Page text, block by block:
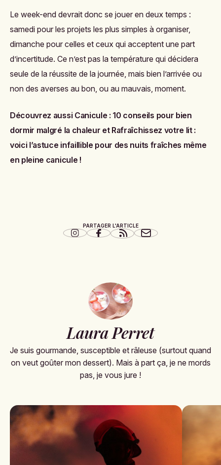
Le week-end devrait donc se jouer en deux temps :
samedi pour les projets les plus simples à organiser,
dimanche pour celles et ceux qui acceptent une part
d’incertitude. Ce n’est pas la température qui décidera
seule de la réussite de la journée, mais bien l’arrivée ou
non des averses au bon, ou au mauvais, moment.
Découvrez aussi Canicule : 10 conseils pour bien
dormir malgré la chaleur et Rafraîchissez votre lit :
voici l’astuce infaillible pour des nuits fraîches même
en pleine canicule !
PARTAGER L'ARTICLE
Laura Perret
Je suis gourmande, susceptible et râleuse (surtout quand
on veut goûter mon dessert). Mais à part ça, je ne mords
pas, je vous jure !